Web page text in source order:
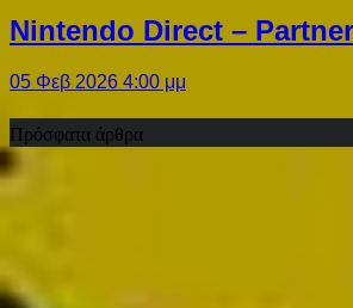
Nintendo Direct –
05 Φεβ 2026 4:00 μμ
Πρόσφατα άρθρα